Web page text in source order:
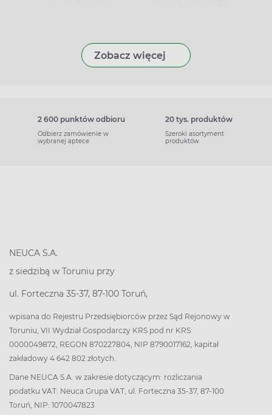
Zobacz więcej
2 600 punktów odbioru
Odbierz zamówienie w
wybranej aptece
20 tys. produktów
Szeroki asortyment
produktów
NEUCA S.A.
z siedzibą w Toruniu przy
ul. Forteczna 35-37, 87-100 Toruń,
wpisana do Rejestru Przedsiębiorców przez Sąd Rejonowy w
Toruniu, VII Wydział Gospodarczy KRS pod nr KRS:
0000049872, REGON 870227804, NIP 8790017162, kapitał
zakładowy 4 642 802 złotych.
Dane NEUCA S.A. w zakresie dotyczącym: rozliczania
podatku VAT: Neuca Grupa VAT, ul. Forteczna 35-37, 87-100
Toruń, NIP: 1070047823